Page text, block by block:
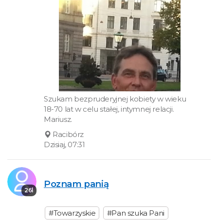
Szukam bezpruderyjnej kobiety w wieku
18-70 lat w celu stałej, intymnej relacji.
Mariusz.
Racibórz
Dzisiaj, 07:31
26l
Poznam panią
#Towarzyskie
#Pan szuka Pani